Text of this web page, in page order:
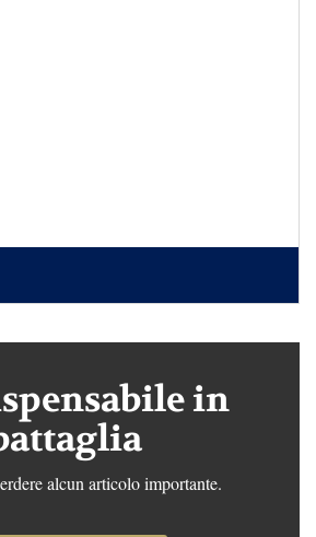
in
alcun articolo importante.